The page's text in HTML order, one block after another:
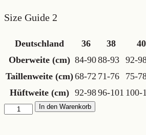
Size Guide 2
Deutschland 36 38 40
Oberweite (cm) 84-9088-93 92-
Taillenweite (cm)68-72 71-76 75-
Hüftweite (cm) 92-9896-101 100-
"Schachbrettkleid"
In den Warenkorb